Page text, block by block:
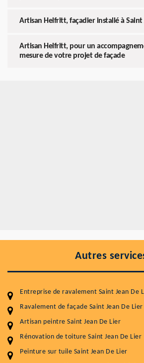
Artisan Helfritt, façadier installé à Saint
Artisan Helfritt, pour un
mesure de votre projet de façade
Autres
Entreprise de ravalement Saint Jean De
Ravalement de façade Saint Jean De Lier
Artisan peintre Saint Jean De Lier
Rénovation de toiture Saint Jean De Lier
Peinture sur tuile Saint Jean De Lier
Entretenir votre toiture,